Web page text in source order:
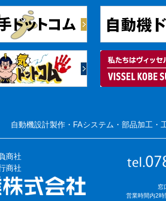
自動機設計製作・FAシステム・部品加工・
商社
商社
窓
営業時間内2時